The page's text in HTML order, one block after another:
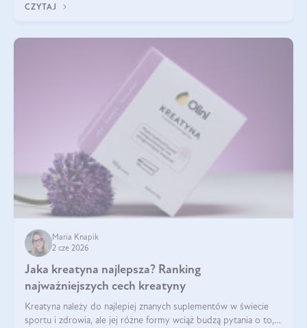
zawrotów głowy czy problemów z
CZYTAJ
Maria Knapik
2 cze 2026
Jaka kreatyna najlepsza? Ranking
najważniejszych cech kreatyny
Kreatyna należy do najlepiej znanych suplementów w świecie
sportu i zdrowia, ale jej różne formy wciąż budzą pytania o to,